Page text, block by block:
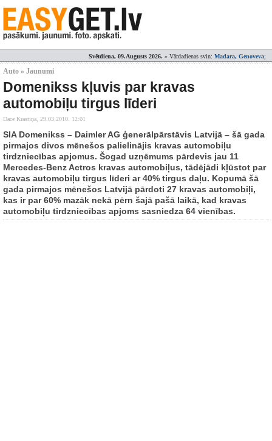
Svētdiena, 09.Augusts 2026. » Vārdadienas svin: Madara, Genoveva;
Auto » Jaunumi
Domenikss kļuvis par kravas
automobiļu tirgus līderi
Dace Krastiņa, 29.03.2010. 12:01
SIA Domenikss – Daimler AG ģenerālpārstāvis Latvijā – šā gada
pirmajos divos mēnešos palielinājis kravas automobiļu
tirdzniecības apjomus. Šogad uzņēmums pārdevis jau 11
Mercedes-Benz Actros kravas automobiļus, tādējādi kļūstot par
kravas automobiļu tirgus līderi ar 40% tirgus daļu. Kopumā šā
gada pirmajos mēnešos Latvijā pārdoti 27 kravas automobiļi,
kas ir par 60% mazāk nekā pērn šajā pašā laikā, kad kravas
automobiļu tirdzniecības apjoms sasniedza 64 vienības.